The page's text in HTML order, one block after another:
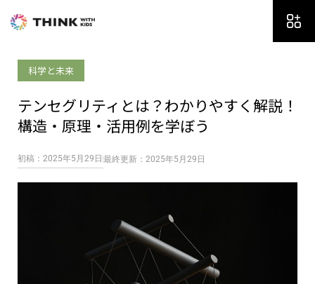
科学と未来
テンセグリティとは？わかりやすく解説！
構造・原理・活用例を学ぼう
初稿：2025年5月29日 最終更新：2025年5月29日